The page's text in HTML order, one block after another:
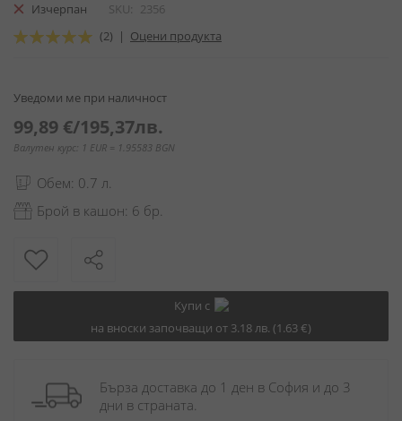
на
галерия
със
Изчерпан SKU
2356
Оценка:
(2) | Оцени продукта
Уведоми ме при наличност
99,89 €/195,37лв.
Валутен курс: 1 EUR = 1.95583 BGN
Обем: 0.7 л.
Брой в кашон: 6 бр.
Купи с
на вноски започващи от 3.18 лв. (1.63 €)
Бърза доставка до 1 ден в София и до 3
дни в страната.